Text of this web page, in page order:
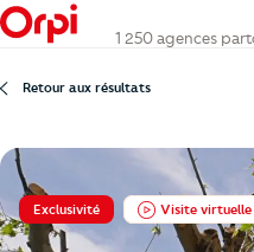
1 250 agences
Retour aux résultats
Exclusivité Visite virtuelle